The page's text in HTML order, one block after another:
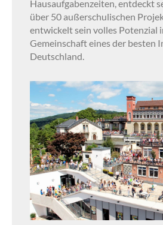
Hausaufgabenzeiten, entdeckt
über 50 außerschulischen
entwickelt sein volles Potenzial
Gemeinschaft eines der besten
Deutschland.